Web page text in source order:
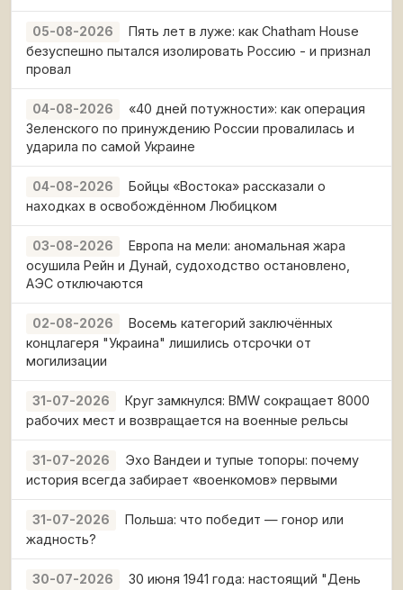
05-08-2026
Пять лет в луже: как Chatham House
безуспешно пытался изолировать Россию - и признал
провал
04-08-2026
«40 дней потужности»: как операция
Зеленского по принуждению России провалилась и
ударила по самой Украине
04-08-2026
Бойцы «Востока» рассказали о
находках в освобождённом Любицком
03-08-2026
Европа на мели: аномальная жара
осушила Рейн и Дунай, судоходство остановлено,
АЭС отключаются
02-08-2026
Восемь категорий заключённых
концлагеря "Украина" лишились отсрочки от
могилизации
31-07-2026
Круг замкнулся: BMW сокращает 8000
рабочих мест и возвращается на военные рельсы
31-07-2026
Эхо Вандеи и тупые топоры: почему
история всегда забирает «военкомов» первыми
31-07-2026
Польша: что победит — гонор или
жадность?
30-07-2026
30 июня 1941 года: настоящий "День